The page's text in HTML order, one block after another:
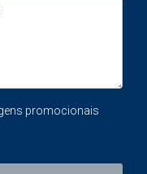
promocionais